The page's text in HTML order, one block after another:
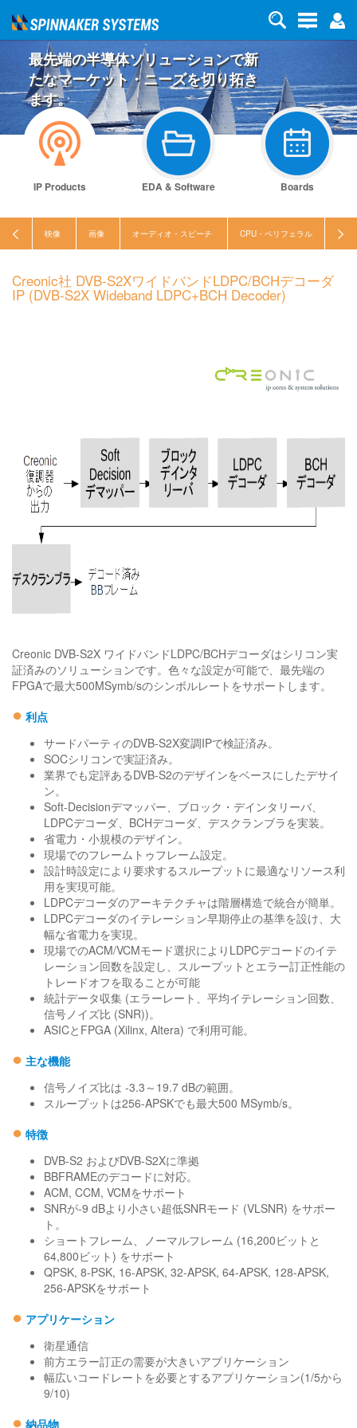
最先端の半導体ソリューションで新
たなマーケット・ニーズを切り拓き
ます。
IP Products EDA & Software Boards
映像 画像 オーディオ・スピーチ CPU・ペリフェラル セ
Creonic社 DVB-S2XワイドバンドLDPC/BCHデコーダ
IP (DVB-S2X Wideband LDPC+BCH Decoder)
Creonic DVB-S2X ワイドバンドLDPC/BCHデコーダはシリコン実
証済みのソリューションです。色々な設定が可能で、最先端の
FPGAで最大500MSymb/sのシンボルレートをサポートします。
● 利点
サードパーティのDVB-S2X変調IPで検証済み。
SOCシリコンで実証済み。
業界でも定評あるDVB-S2のデザインをベースにしたデサイ
ン。
Soft-Decisionデマッパー、ブロック・デインタリーバ、
LDPCデコーダ、BCHデコーダ、デスクランブラを実装。
省電力・小規模のデザイン。
現場でのフレームトゥフレーム設定。
設計時設定により要求するスループットに最適なリソース利
用を実現可能。
LDPCデコーダのアーキテクチャは階層構造で統合が簡単。
LDPCデコーダのイテレーション早期停止の基準を設け、大
幅な省電力を実現。
現場でのACM/VCMモード選択によりLDPCデコードのイテ
レーション回数を設定し、スループットとエラー訂正性能の
トレードオフを取ることが可能
統計データ収集 (エラーレート、平均イテレーション回数、
信号ノイズ比 (SNR))。
ASICとFPGA (Xilinx, Altera) で利用可能。
● 主な機能
信号ノイズ比は -3.3～19.7 dBの範囲。
スループットは256-APSKでも最大500 MSymb/s。
● 特徴
DVB-S2 およびDVB-S2Xに準拠
BBFRAMEのデコードに対応。
ACM, CCM, VCMをサポート
SNRが-9 dBより小さい超低SNRモード (VLSNR) をサポー
ト。
ショートフレーム、ノーマルフレーム (16,200ビットと
64,800ビット) をサポート
QPSK, 8-PSK, 16-APSK, 32-APSK, 64-APSK, 128-APSK,
256-APSKをサポート
● アプリケーション
衛星通信
前方エラー訂正の需要が大きいアプリケーション
幅広いコードレートを必要とするアプリケーション(1/5から
9/10)
● 納品物